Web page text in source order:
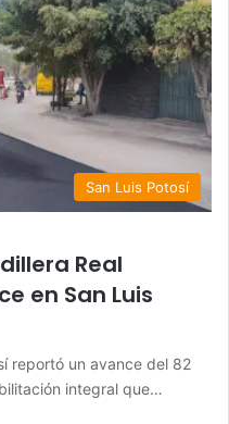
San Luis Potosí
Real
en San Luis
reportó un avance del 82
integral que…